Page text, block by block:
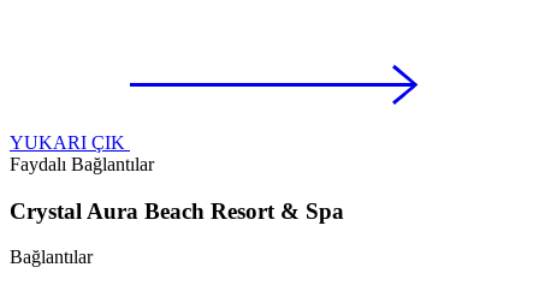
YUKARI ÇIK
Faydalı Bağlantılar
Crystal Aura Beach Resort & Spa
Bağlantılar